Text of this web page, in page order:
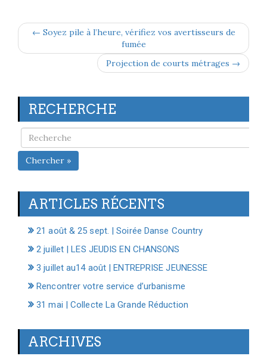
← Soyez pile à l’heure, vérifiez vos avertisseurs de
fumée
Projection de courts métrages →
RECHERCHE
Chercher »
ARTICLES RÉCENTS
21 août & 25 sept. | Soirée Danse Country
2 juillet | LES JEUDIS EN CHANSONS
3 juillet au14 août | ENTREPRISE JEUNESSE
Rencontrer votre service d’urbanisme
31 mai | Collecte La Grande Réduction
ARCHIVES